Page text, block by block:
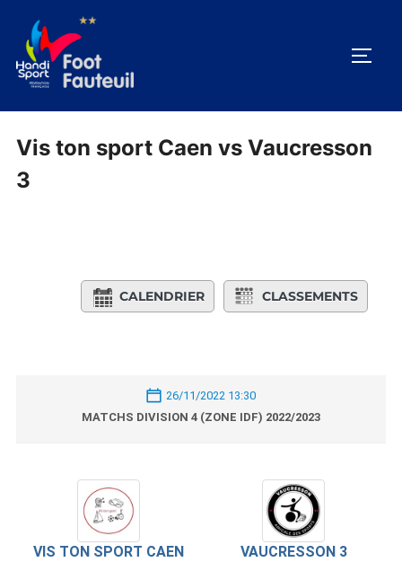
contenu
Vis ton sport Caen vs Vaucresson
3
CALENDRIER CLASSEMENTS
26/11/2022 13:30
MATCHS DIVISION 4 (ZONE IDF) 2022/2023
VIS TON SPORT CAEN VAUCRESSON 3